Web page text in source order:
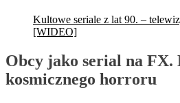
Kultowe seriale z lat 90. –
[WIDEO]
Obcy jako serial na FX.
kosmicznego horroru